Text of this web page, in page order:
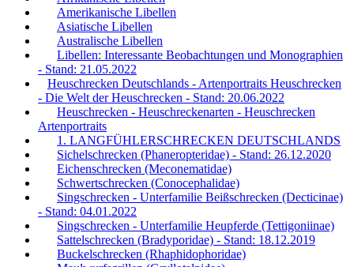
Amerikanische Libellen
Asiatische Libellen
Australische Libellen
Libellen: Interessante Beobachtungen und Monographien
- Stand: 21.05.2022
Heuschrecken Deutschlands - Artenportraits Heuschrecken
- Die Welt der Heuschrecken - Stand: 20.06.2022
Heuschrecken - Heuschreckenarten - Heuschrecken
Artenportraits
1. LANGFÜHLERSCHRECKEN DEUTSCHLANDS
Sichelschrecken (Phaneropteridae) - Stand: 26.12.2020
Eichenschrecken (Meconematidae)
Schwertschrecken (Conocephalidae)
Singschrecken - Unterfamilie Beißschrecken (Decticinae)
- Stand: 04.01.2022
Singschrecken - Unterfamilie Heupferde (Tettigoniinae)
Sattelschrecken (Bradyporidae) - Stand: 18.12.2019
Buckelschrecken (Rhaphidophoridae)